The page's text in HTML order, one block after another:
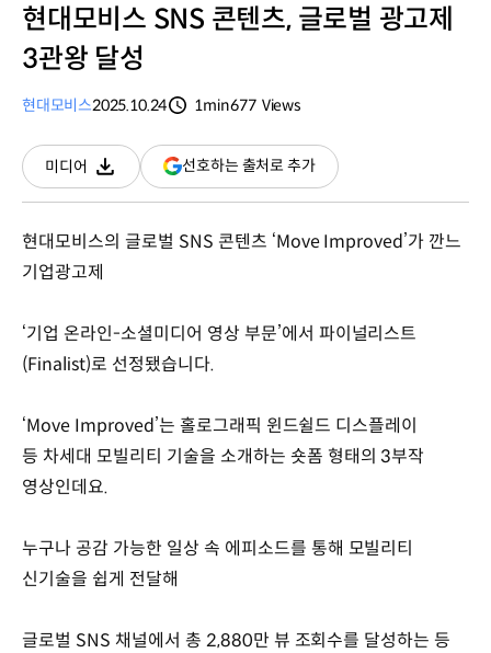
현대모비스 SNS 콘텐츠, 글로벌 광고제
3관왕 달성
현대모비스2025.10.24
1min677 Views
미디어
다운로드
선호하는 출처로 추가(새
창
현대모비스의 글로벌 SNS 콘텐츠 ‘Move Improved’가 깐느
기업광고제
‘기업 온라인-소셜미디어 영상 부문’에서 파이널리스트
(Finalist)로 선정됐습니다.
‘Move Improved’는 홀로그래픽 윈드쉴드 디스플레이
등 차세대 모빌리티 기술을 소개하는 숏폼 형태의 3부작
영상인데요.
누구나 공감 가능한 일상 속 에피소드를 통해 모빌리티
신기술을 쉽게 전달해
글로벌 SNS 채널에서 총 2,880만 뷰 조회수를 달성하는 등